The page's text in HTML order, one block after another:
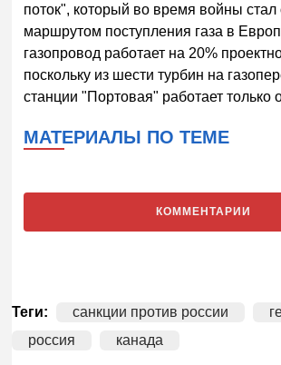
поток", который во время войны
маршрутом поступления газа в
газопровод работает на 20%
поскольку из шести турбин на
станции "Портовая" работает только
МАТЕРИАЛЫ ПО ТЕМЕ
КОММЕНТАРИИ
Теги: санкции против россии
россия
канада